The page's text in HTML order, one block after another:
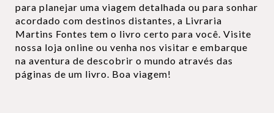
para planejar uma viagem detalhada ou para sonhar
acordado com destinos distantes, a Livraria
Martins Fontes tem o livro certo para você. Visite
nossa loja online ou venha nos visitar e embarque
na aventura de descobrir o mundo através das
páginas de um livro. Boa viagem!